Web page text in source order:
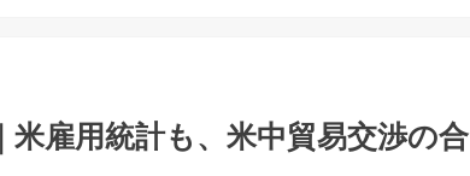
雇用統計も、米中貿易交渉の合